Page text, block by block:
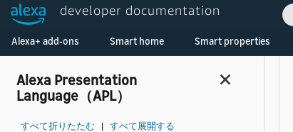
developer documentation
Alexa+ add-ons Smart home Smart properties
Alexa Presentation
Language（APL）
すべて折りたたむ | すべて展開する
Welcome! Ask the DevAssistant